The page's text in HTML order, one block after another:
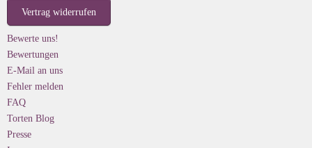
Vertrag widerrufen
Bewerte uns!
Bewertungen
E-Mail an uns
Fehler melden
FAQ
Torten Blog
Presse